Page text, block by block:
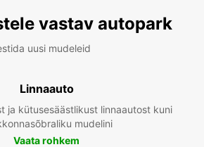
vastav autopark
uusi mudeleid
Linnaauto
ja kütusesäästlikust linnaautost kuni
mudelini
Vaata rohkem